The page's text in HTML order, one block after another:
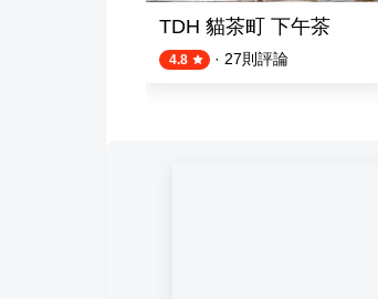
TDH 貓茶町 下午茶
4.8 · 27則評論